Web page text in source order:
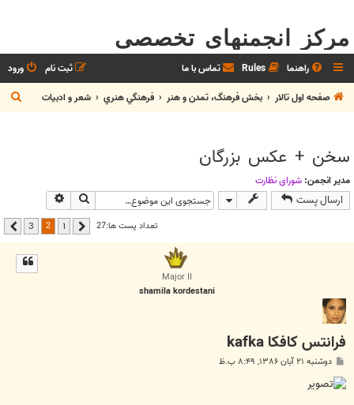
مرکز انجمنهای تخصصی
راهنما Rules تماس با ما ورود
ثبت نام
صفحه اول تالار
بخش فرهنگ، تمدن و هنر فرهنگي هنري شعر و ادبيات
ج
س
سخن + عکس بزرگان
مدیر انجمن: شوراي نظارت
ارسال پست جستجو
تعداد پست ها:27 قبلی 2
3 بعدی
Major II
shamila kordestani
فرانتس كافكا kafka
پ
ت
دوشنبه ۲۱ آبان ۱۳۸۶, ۸:۴۹ ب.ظ